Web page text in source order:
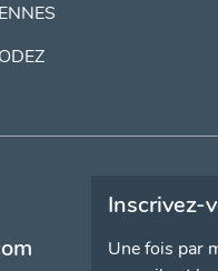
Inscrivez-
Une fois par